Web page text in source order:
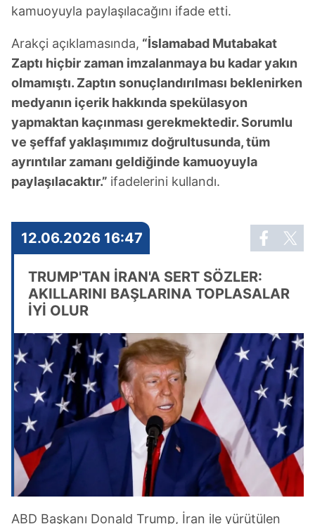
kamuoyuyla paylaşılacağını ifade etti.
Arakçi açıklamasında, “İslamabad Mutabakat
Zaptı hiçbir zaman imzalanmaya bu kadar yakın
olmamıştı. Zaptın sonuçlandırılması beklenirken
medyanın içerik hakkında spekülasyon
yapmaktan kaçınması gerekmektedir. Sorumlu
ve şeffaf yaklaşımımız doğrultusunda, tüm
ayrıntılar zamanı geldiğinde kamuoyuyla
paylaşılacaktır.” ifadelerini kullandı.
12.06.2026 16:47
TRUMP'TAN İRAN'A SERT SÖZLER:
AKILLARINI BAŞLARINA TOPLASALAR
İYİ OLUR
ABD Başkanı Donald Trump, İran ile yürütülen